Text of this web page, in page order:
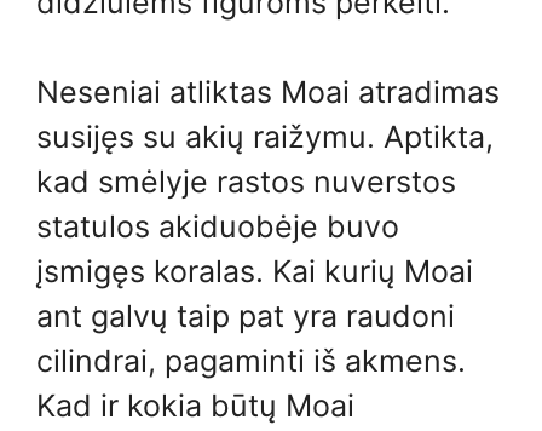
Neseniai atliktas Moai atradimas
susijęs su akių raižymu. Aptikta,
kad smėlyje rastos nuverstos
statulos akiduobėje buvo
įsmigęs koralas. Kai kurių Moai
ant galvų taip pat yra raudoni
cilindrai, pagaminti iš akmens.
Kad ir kokia būtų Moai